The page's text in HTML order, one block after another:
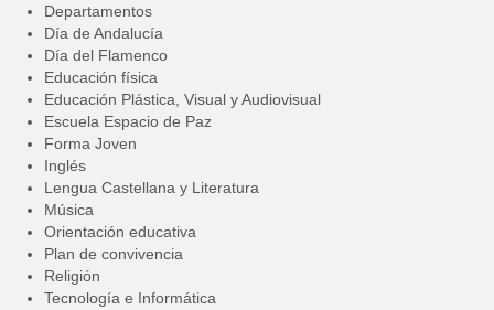
Departamentos
Día de Andalucía
Día del Flamenco
Educación física
Educación Plástica, Visual y Audiovisual
Escuela Espacio de Paz
Forma Joven
Inglés
Lengua Castellana y Literatura
Música
Orientación educativa
Plan de convivencia
Religión
Tecnología e Informática